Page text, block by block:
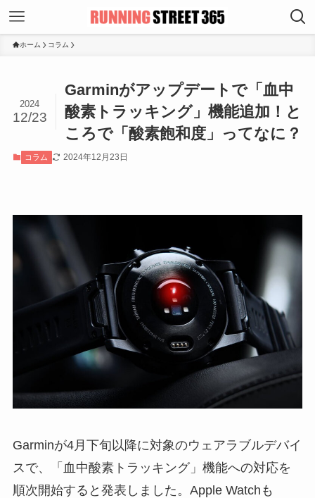
ホーム コラム
Garminがアップデートで「血中
酸素トラッキング」機能追加！と
ころで「酸素飽和度」ってなに？
2024
12/23
コラム 2024年12月23日
Garminが4月下旬以降に対象のウェアラブルデバイ
スで、「血中酸素トラッキング」機能への対応を
順次開始すると発表しました。Apple Watchも